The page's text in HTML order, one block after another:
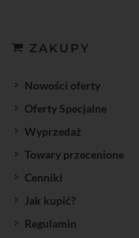
ZAKUPY
Nowości oferty
Oferty Specjalne
Wyprzedaż
Towary przecenione
Cenniki
Jak kupić?
Regulamin